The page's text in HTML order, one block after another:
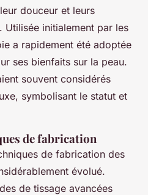
douceur et leurs
Utilisée initialement par les
a rapidement été adoptée
ses bienfaits sur la peau.
souvent considérés
symbolisant le statut et
de fabrication
de fabrication des
évolué.
de tissage avancées